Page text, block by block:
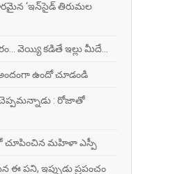
‘ఇన్‌సైడ్‌ తిరుమల
వెయ్యి కడితే ఇల్లు మీదే...
ఉందో చూడండి
చెప్పమన్నాడు : రోజాతో
చూపించిన మహిళా ఎస్పీ
ఈ పని, ఇప్పుడు ప్రపంచం